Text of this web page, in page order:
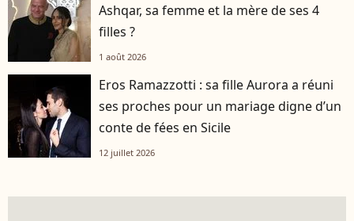
Ashqar, sa femme et la mère de ses 4
filles ?
1 août 2026
Eros Ramazzotti : sa fille Aurora a réuni
ses proches pour un mariage digne d’un
conte de fées en Sicile
12 juillet 2026